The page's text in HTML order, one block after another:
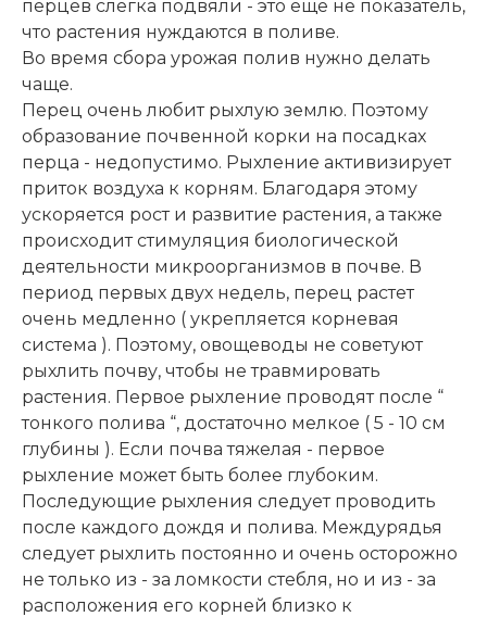
перцев слегка подвяли - это ещё не показатель,
что растения нуждаются в поливе.
Во время сбора урожая полив нужно делать
чаще.
Перец очень любит рыхлую землю. Поэтому
образование почвенной корки на посадках
перца - недопустимо. Рыхление активизирует
приток воздуха к корням. Благодаря этому
ускоряется рост и развитие растения, а также
происходит стимуляция биологической
деятельности микроорганизмов в почве. В
период первых двух недель, перец растет
очень медленно ( укрепляется корневая
система ). Поэтому, овощеводы не советуют
рыхлить почву, чтобы не травмировать
растения. Первое рыхление проводят после “
тонкого полива “, достаточно мелкое ( 5 - 10 см
глубины ). Если почва тяжелая - первое
рыхление может быть более глубоким.
Последующие рыхления следует проводить
после каждого дождя и полива. Междурядья
следует рыхлить постоянно и очень осторожно
не только из - за ломкости стебля, но и из - за
расположения его корней близко к